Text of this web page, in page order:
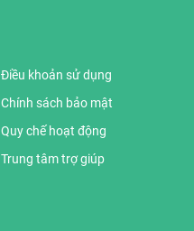
Điều khoản sử dụng
Chính sách bảo mật
Quy chế hoạt động
Trung tâm trợ giúp